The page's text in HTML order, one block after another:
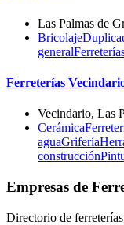
Las Palmas de
Bricolaje
general
Ferreterías
Vecindario, Las
Cerámica
aguaGrifería
construcción
Empresas de
Directorio de